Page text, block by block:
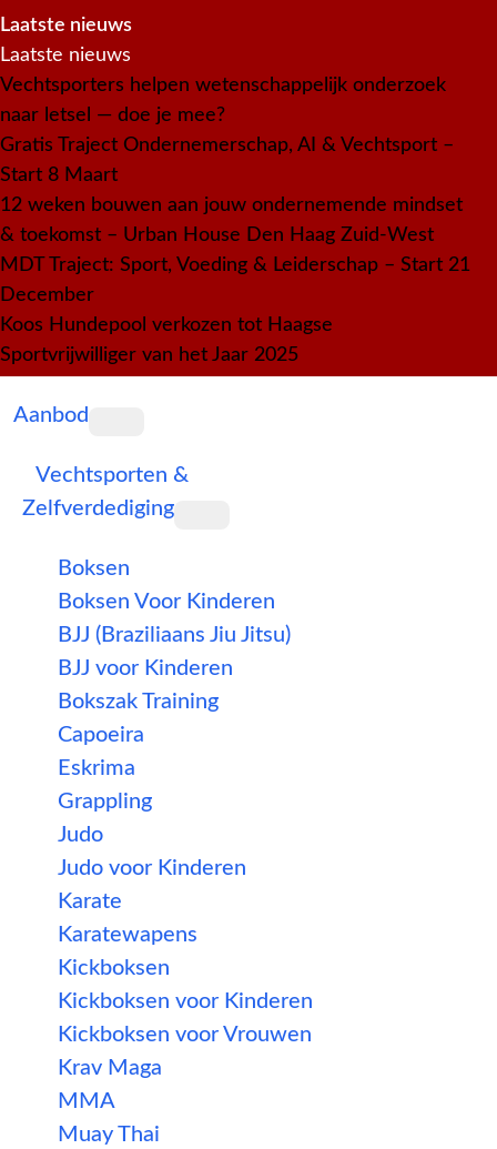
Laatste nieuws
Laatste nieuws
Vechtsporters helpen wetenschappelijk onderzoek
naar letsel — doe je mee?
Gratis Traject Ondernemerschap, AI & Vechtsport –
Start 8 Maart
12 weken bouwen aan jouw ondernemende mindset
& toekomst – Urban House Den Haag Zuid-West
MDT Traject: Sport, Voeding & Leiderschap – Start 21
December
Koos Hundepool verkozen tot Haagse
Sportvrijwilliger van het Jaar 2025
Aanbod
Vechtsporten &
Zelfverdediging
Boksen
Boksen Voor Kinderen
BJJ (Braziliaans Jiu Jitsu)
BJJ voor Kinderen
Bokszak Training
Capoeira
Eskrima
Grappling
Judo
Judo voor Kinderen
Karate
Karatewapens
Kickboksen
Kickboksen voor Kinderen
Kickboksen voor Vrouwen
Krav Maga
MMA
Muay Thai